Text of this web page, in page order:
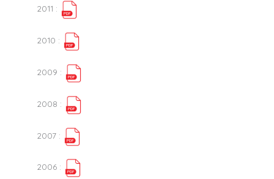
2011 :
2010 :
2009 :
2008 :
2007 :
2006 :